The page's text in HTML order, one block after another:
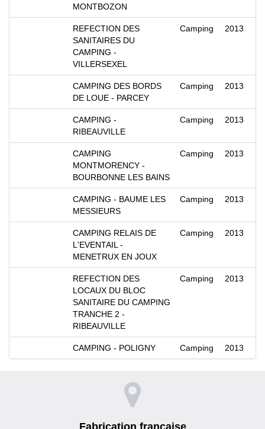
MONTBOZON
REFECTION DES
SANITAIRES DU
CAMPING -
VILLERSEXEL
Camping 2013
CAMPING DES BORDS
DE LOUE - PARCEY
Camping 2013
CAMPING -
RIBEAUVILLE
Camping 2013
CAMPING
MONTMORENCY -
BOURBONNE LES BAINS
Camping 2013
CAMPING - BAUME LES
MESSIEURS
Camping 2013
CAMPING RELAIS DE
L'EVENTAIL -
MENETRUX EN JOUX
Camping 2013
REFECTION DES
LOCAUX DU BLOC
SANITAIRE DU CAMPING
TRANCHE 2 -
RIBEAUVILLE
Camping 2013
CAMPING - POLIGNY Camping 2013